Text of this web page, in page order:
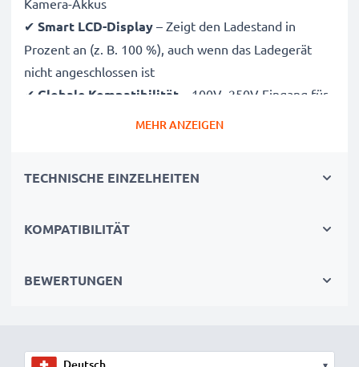
Kamera-Akkus
✔ Smart LCD-Display – Zeigt den Ladestand in
Prozent an (z. B. 100 %), auch wenn das Ladegerät
nicht angeschlossen ist
✔ Globale Kompatibilität – 100V–250V Eingang für
✔Zertifizierte Sicherheit– CE- und RoHS-zertifiziert
Kurzschluss
Kompakt & reisetauglich
MEHR ANZEIGEN
TECHNISCHE EINZELHEITEN
KOMPATIBILITÄT
BEWERTUNGEN